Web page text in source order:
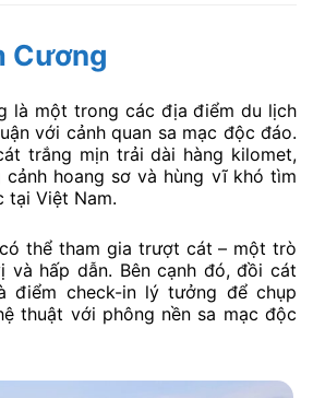
Cương
là một trong các địa điểm du lịch
với cảnh quan sa mạc độc đáo.
trắng mịn trải dài hàng kilomet,
hoang sơ và hùng vĩ khó tìm
tại Việt Nam.
thể tham gia trượt cát – một trò
và hấp dẫn. Bên cạnh đó, đồi cát
điểm check-in lý tưởng để chụp
thuật với phông nền sa mạc độc